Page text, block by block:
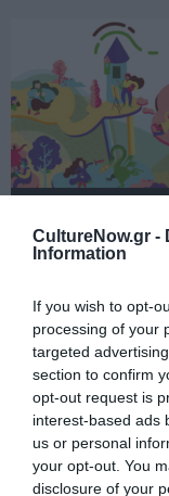
CultureNow.gr -
Information
If you wish to opt-
processing of your
targeted
section to confirm
opt-out request is
interest-based ads
us or personal
your opt-out. You
disclosure of your
ΑΠΟ: 23/09/2023
24/09/2023
Ημέρες
Ελεύθερη
είσοδος στο
Μουσείο
Ακρόπολης